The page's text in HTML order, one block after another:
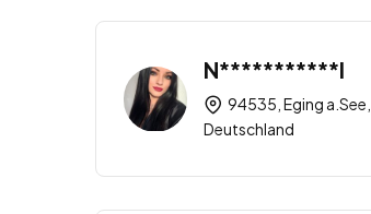
N***********l
94535, Eging
Deutschland